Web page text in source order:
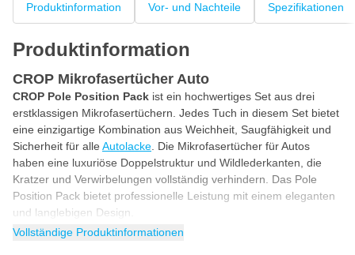
Produktinformation Vor- und Nachteile Spezifikationen
Produktinformation
CROP Mikrofasertücher Auto
CROP Pole Position Pack ist ein hochwertiges Set aus drei
erstklassigen Mikrofasertüchern. Jedes Tuch in diesem Set bietet
eine einzigartige Kombination aus Weichheit, Saugfähigkeit und
Sicherheit für alle Autolacke. Die Mikrofasertücher für Autos
haben eine luxuriöse Doppelstruktur und Wildlederkanten, die
Kratzer und Verwirbelungen vollständig verhindern. Das Pole
Position Pack bietet professionelle Leistung mit einem eleganten
und langlebigen Design.
Mikrofasertücher
Vollständige Produktinformationen